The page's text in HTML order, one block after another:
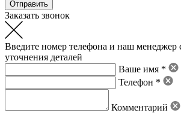
Заказать звонок
Введите номер телефона и наш менеджер
уточнения деталей
Ваше имя *
Телефон *
Комментарий